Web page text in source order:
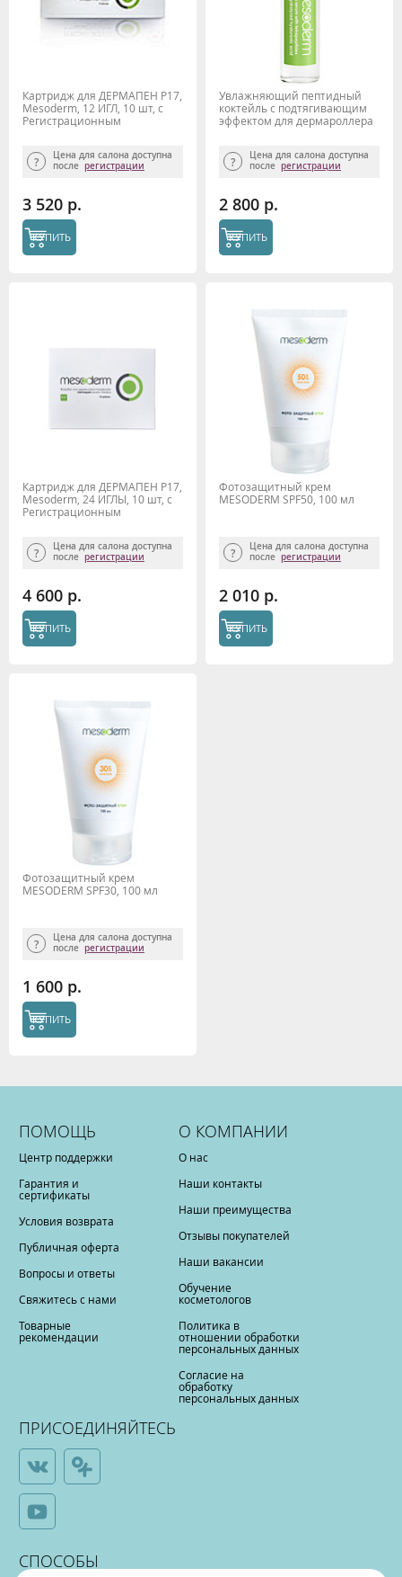
Картридж для ДЕРМАПЕН P17,
Mesoderm, 12 ИГЛ, 10 шт, с
Регистрационным
Цена для салона доступна
после регистрации
3 520 р.
КУПИТЬ
Увлажняющий пептидный
коктейль с подтягивающим
эффектом для дермароллера
Цена для салона доступна
после регистрации
2 800 р.
КУПИТЬ
Картридж для ДЕРМАПЕН P17,
Mesoderm, 24 ИГЛЫ, 10 шт, с
Регистрационным
Цена для салона доступна
после регистрации
4 600 р.
КУПИТЬ
Фотозащитный крем
MESODERM SPF50, 100 мл
Цена для салона доступна
после регистрации
2 010 р.
КУПИТЬ
Фотозащитный крем
MESODERM SPF30, 100 мл
Цена для салона доступна
после регистрации
1 600 р.
КУПИТЬ
ПОМОЩЬ
Центр поддержки
Гарантия и
сертификаты
Условия возврата
Публичная оферта
Вопросы и ответы
Свяжитесь с нами
Товарные
рекомендации
О КОМПАНИИ
О нас
Наши контакты
Наши преимущества
Отзывы покупателей
Наши вакансии
Обучение
косметологов
Политика в
отношении обработки
персональных данных
Согласие на
обработку
персональных данных
ПРИСОЕДИНЯЙТЕСЬ
СПОСОБЫ